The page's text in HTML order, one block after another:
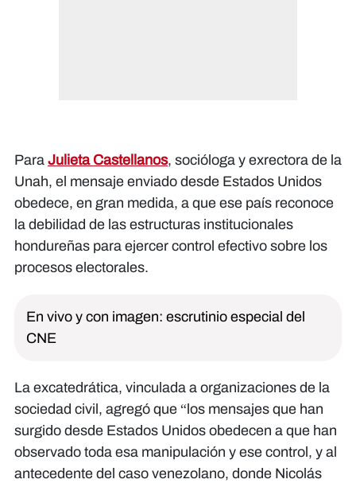
Para Julieta Castellanos, socióloga y exrectora de la
Unah, el mensaje enviado desde Estados Unidos
obedece, en gran medida, a que ese país reconoce
la debilidad de las estructuras institucionales
hondureñas para ejercer control efectivo sobre los
procesos electorales.
En vivo y con imagen: escrutinio especial del
CNE
La excatedrática, vinculada a organizaciones de la
sociedad civil, agregó que “los mensajes que han
surgido desde Estados Unidos obedecen a que han
observado toda esa manipulación y ese control, y al
antecedente del caso venezolano, donde Nicolás